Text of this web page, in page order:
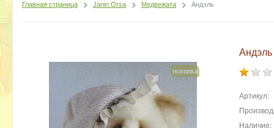
Главная страница Janin Orsa Медвежата Андэль
новинка
Андэль
Артикул:
Наличие: